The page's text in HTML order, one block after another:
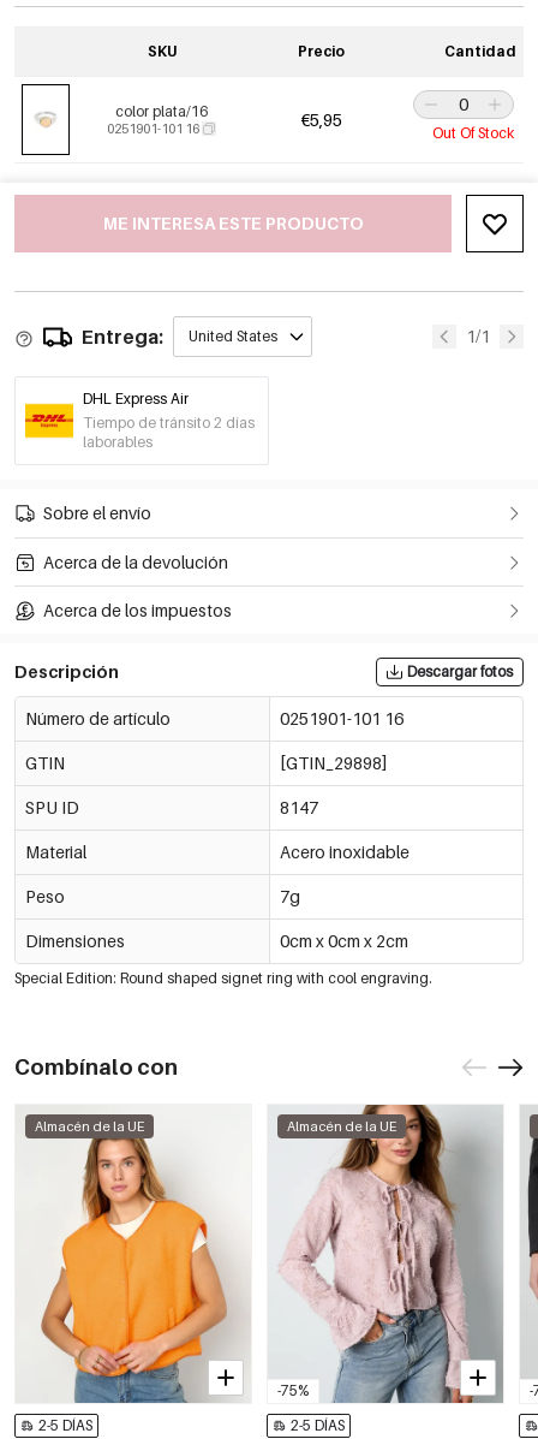
SKU Precio Cantidad
color plata/16
0251901-101 16 €5,95
Out Of Stock
ME INTERESA ESTE PRODUCTO
Entrega: United States 1/1
DHL Express Air
Tiempo de tránsito 2 días
laborables
Sobre el envío
Acerca de la devolución
Acerca de los impuestos
Descripción Descargar fotos
Número de artículo 0251901-101 16
GTIN [GTIN_29898]
SPU ID 8147
Material Acero inoxidable
Peso 7g
Dimensiones 0cm x 0cm x 2cm
Special Edition: Round shaped signet ring with cool engraving.
Combínalo con
Almacén de la UE
2-5 DÍAS
-75%
Almacén de la UE
2-5 DÍAS
-